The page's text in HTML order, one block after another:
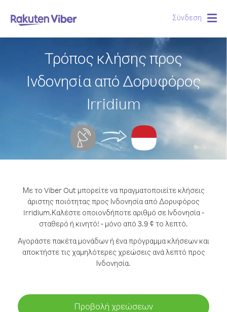
Σύνδεση
Τρόπος κλήσης προς
Ινδονησία από Δορυφόρος
Irridium
Με το Viber Out μπορείτε να πραγματοποιείτε κλήσεις
άριστης ποιότητας προς Ινδονησία από Δορυφόρος
Irridium.Καλέστε οποιονδήποτε αριθμό σε Ινδονησία -
σταθερό ή κινητό! - μόνο από 3.9 ¢ το λεπτό.
Αγοράστε πακέτα μονάδων ή ένα πρόγραμμα κλήσεων και
αποκτήστε τις χαμηλότερες χρεώσεις ανά λεπτό προς
Ινδονησία.
Προβολή χρεώσεων